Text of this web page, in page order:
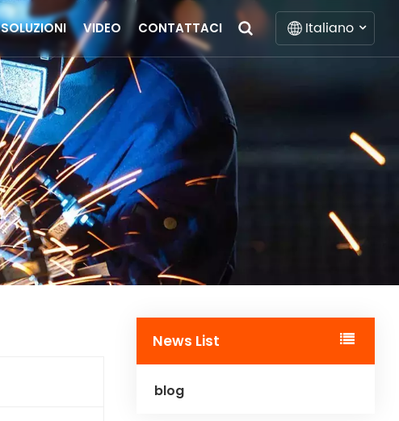
SOLUZIONI VIDEO CONTATTACI Italiano
Español
Português
News List
blog